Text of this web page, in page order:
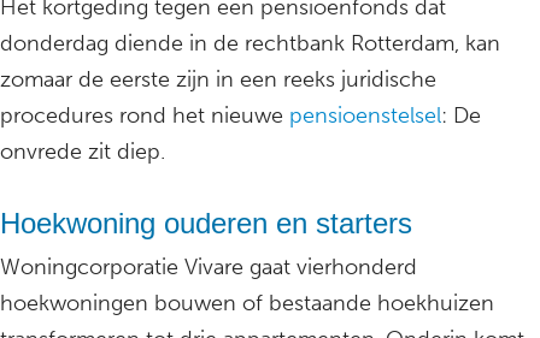
Het kortgeding tegen een pensioenfonds dat
donderdag diende in de rechtbank Rotterdam, kan
zomaar de eerste zijn in een reeks juridische
procedures rond het nieuwe pensioenstelsel: De
onvrede zit diep.
Hoekwoning ouderen en starters
Woningcorporatie Vivare gaat vierhonderd
hoekwoningen bouwen of bestaande hoekhuizen